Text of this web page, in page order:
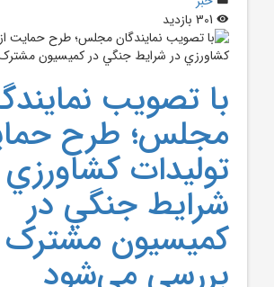
با تصويب
مجلس؛ طرح
توليدات
شرايط جنگي در
کميسيون مشترک
بررسي مي‌شود